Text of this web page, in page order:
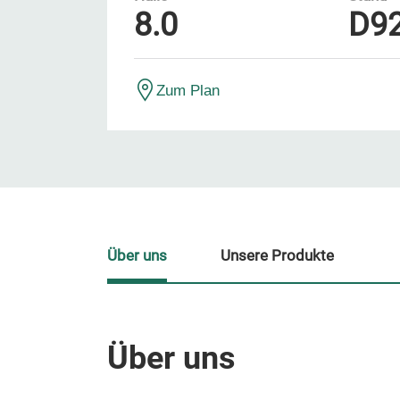
8.0
Zum Plan
Über uns
Über uns Unsere Produkte